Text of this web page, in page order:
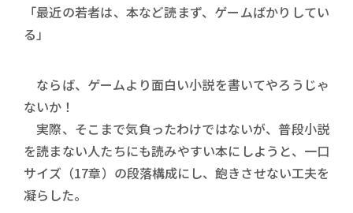
「最近の若者は、本など読まず、ゲームばかりしてい
る」
ならば、ゲームより面白い小説を書いてやろうじゃ
ないか！
実際、そこまで気負ったわけではないが、普段小説
を読まない人たちにも読みやすい本にしようと、一口
サイズ（17章）の段落構成にし、飽きさせない工夫を
凝らした。